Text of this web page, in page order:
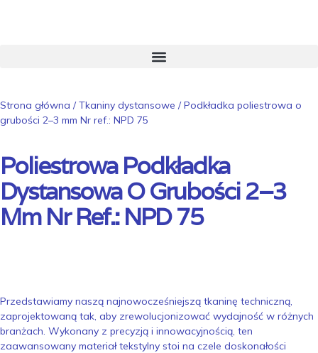
Strona główna /Tkaniny dystansowe / Podkładka poliestrowa o
grubości 2–3 mm Nr ref.: NPD 75
Poliestrowa Podkładka
Dystansowa O Grubości 2–3
Mm Nr Ref.: NPD 75
Przedstawiamy naszą najnowocześniejszą tkaninę techniczną,
zaprojektowaną tak, aby zrewolucjonizować wydajność w różnych
branżach. Wykonany z precyzją i innowacyjnością, ten
zaawansowany materiał tekstylny stoi na czele doskonałości